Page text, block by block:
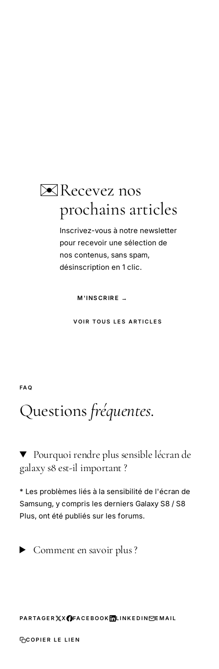
✉️Recevez nos
prochains articles
Inscrivez-vous à notre newsletter
pour recevoir une sélection de
nos contenus, sans spam,
désinscription en 1 clic.
M'INSCRIRE →
VOIR TOUS LES ARTICLES
FAQ
Questions fréquentes.
Pourquoi rendre plus sensible lécran de
galaxy s8 est-il important ?
* Les problèmes liés à la sensibilité de l'écran de
Samsung, y compris les derniers Galaxy S8 / S8
Plus, ont été publiés sur les forums.
Comment en savoir plus ?
PARTAGER X FACEBOOK LINKEDIN EMAIL
COPIER LE LIEN